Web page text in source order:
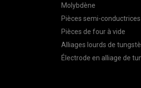
Molybdène
Pièces semi-conductrices
Pièces de four à vide
Alliages lourds de
Électrode en alliage de